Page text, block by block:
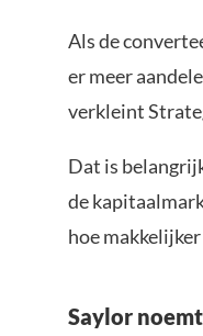
Als de
er meer
verkleint
Dat is
de
hoe
Saylor